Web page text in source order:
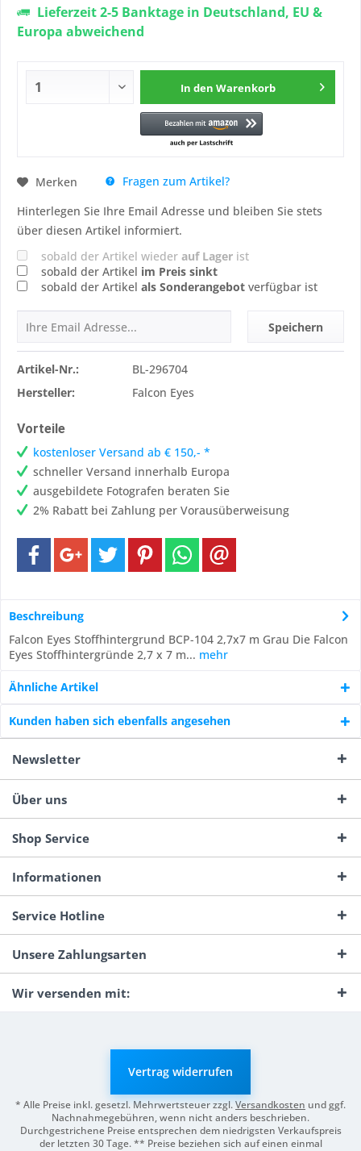
Lieferzeit 2-5 Banktage in Deutschland, EU &
Europa abweichend
In den Warenkorb
Merken
Fragen zum Artikel?
Hinterlegen Sie Ihre Email Adresse und bleiben Sie stets
über diesen Artikel informiert.
sobald der Artikel wieder auf Lager ist
sobald der Artikel im Preis sinkt
sobald der Artikel als Sonderangebot verfügbar ist
Speichern
Artikel-Nr.:
BL-296704
Hersteller:
Falcon Eyes
Vorteile
kostenloser Versand ab € 150,- *
schneller Versand innerhalb Europa
ausgebildete Fotografen beraten Sie
2% Rabatt bei Zahlung per Vorausüberweisung
Beschreibung
Falcon Eyes Stoffhintergrund BCP-104 2,7x7 m Grau Die Falcon
Eyes Stoffhintergründe 2,7 x 7 m... mehr
Ähnliche Artikel
Kunden haben sich ebenfalls angesehen
Newsletter
Über uns
Shop Service
Informationen
Service Hotline
Unsere Zahlungsarten
Wir versenden mit:
Vertrag widerrufen
* Alle Preise inkl. gesetzl. Mehrwertsteuer zzgl.Versandkosten und ggf.
Nachnahmegebühren, wenn nicht anders beschrieben.
Durchgestrichene Preise entsprechen dem niedrigsten Verkaufspreis
der letzten 30 Tage. ** Preise beziehen sich auf einen einmal